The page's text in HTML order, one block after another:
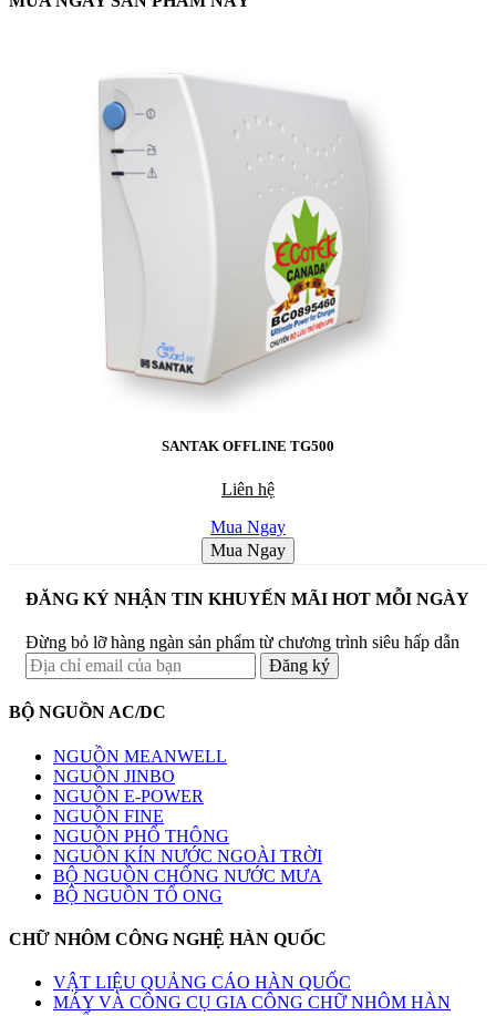
SANTAK OFFLINE TG500
Liên hệ
Mua Ngay
Mua Ngay
ĐĂNG KÝ NHẬN TIN KHUYẾN MÃI HOT MỖI NGÀY
Đừng bỏ lỡ hàng ngàn sản phẩm từ chương trình siêu hấp dẫn
BỘ NGUỒN AC/DC
NGUỒN MEANWELL
NGUỒN JINBO
NGUỒN E-POWER
NGUỒN FINE
NGUỒN PHỔ THÔNG
NGUỒN KÍN NƯỚC NGOÀI TRỜI
BỘ NGUỒN CHỐNG NƯỚC MƯA
BỘ NGUỒN TỔ ONG
CHỮ NHÔM CÔNG NGHỆ HÀN QUỐC
VẬT LIỆU QUẢNG CÁO HÀN QUỐC
MÁY VÀ CÔNG CỤ GIA CÔNG CHỮ NHÔM HÀN